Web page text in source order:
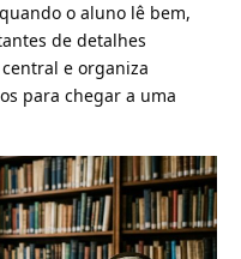
o aluno lê bem,
de detalhes
e organiza
para chegar a uma